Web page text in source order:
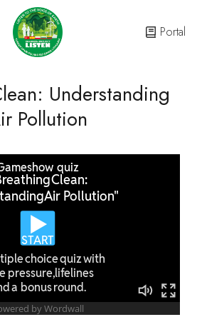
Portal
Understanding
Pollution